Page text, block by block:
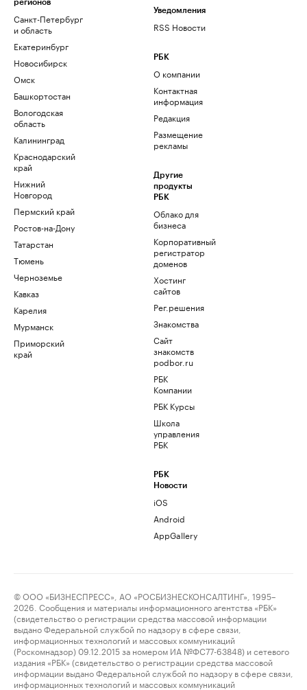
регионов
Санкт-Петербург
и область
Екатеринбург
Новосибирск
Омск
Башкортостан
Вологодская
область
Калининград
Краснодарский
край
Нижний
Новгород
Пермский край
Ростов-на-Дону
Татарстан
Тюмень
Черноземье
Кавказ
Карелия
Мурманск
Приморский
край
Уведомления
RSS Новости
РБК
О компании
Контактная
информация
Редакция
Размещение
рекламы
Другие
продукты
РБК
Облако для
бизнеса
Корпоративный
регистратор
доменов
Хостинг
сайтов
Рег.решения
Знакомства
Сайт
знакомств
podbor.ru
РБК
Компании
РБК Курсы
Школа
управления
РБК
РБК
Новости
iOS
Android
AppGallery
© ООО «БИЗНЕСПРЕСС», АО «РОСБИЗНЕСКОНСАЛТИНГ», 1995–
2026. Сообщения и материалы информационного агентства «РБК»
(свидетельство о регистрации средства массовой информации
выдано Федеральной службой по надзору в сфере связи,
информационных технологий и массовых коммуникаций
(Роскомнадзор) 09.12.2015 за номером ИА №ФС77-63848) и сетевого
издания «РБК» (свидетельство о регистрации средства массовой
информации выдано Федеральной службой по надзору в сфере связи,
информационных технологий и массовых коммуникаций